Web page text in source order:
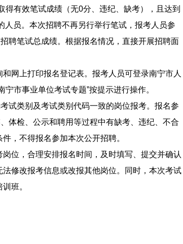
得有效笔试成绩（无0分、违纪、缺考），且达到
员。本次招聘不再另行举行笔试，报考人员参
聘笔试总成绩。根据报名情况，直接开展招聘面
上打印报名登记表。报考人员可登录南宁市人
市事业单位考试专题”按提示进行操作。
类别及考试类别代码一致的岗位报考。报名参
体检、公示和聘用等过程中有缺考、违纪、不合
，不得报名参加本次公开招聘。
，合理安排报名时间，及时填写、提交并确认
修改报考信息或改报其他岗位。同时，本次考试
班。